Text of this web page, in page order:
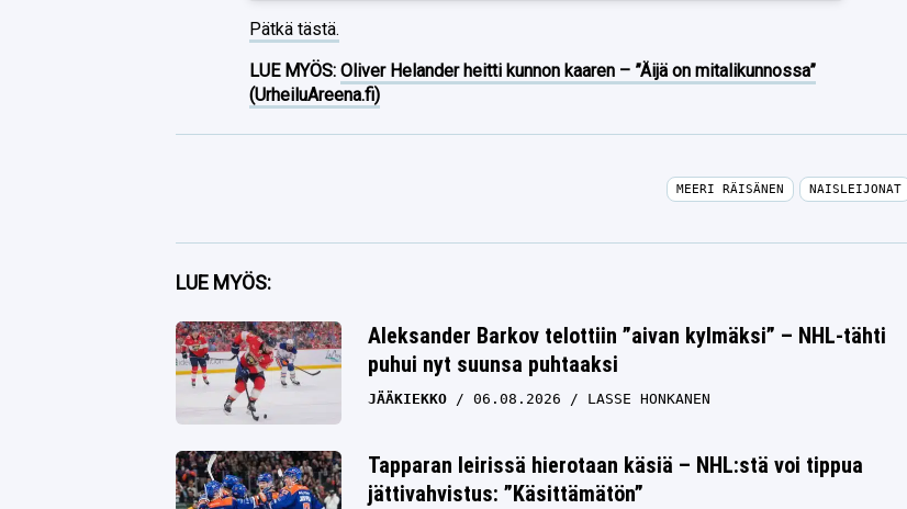
Pätkä tästä.
LUE MYÖS:Oliver Helander heitti kunnon kaaren – ”Äijä on mitalikunnossa”
(UrheiluAreena.fi)
Facebook
Twitter
Whatsapp
MEERI RÄISÄNEN NAISLEIJONAT
LUE MYÖS:
Aleksander Barkov telottiin ”aivan kylmäksi” – NHL-tähti
puhui nyt suunsa puhtaaksi
JÄÄKIEKKO 06.08.2026 LASSE HONKANEN
Tapparan leirissä hierotaan käsiä – NHL:stä voi tippua
jättivahvistus: ”Käsittämätön”